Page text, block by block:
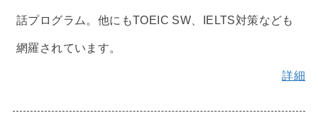
話プログラム。他にもTOEIC SW、IELTS対策なども
網羅されています。
詳細